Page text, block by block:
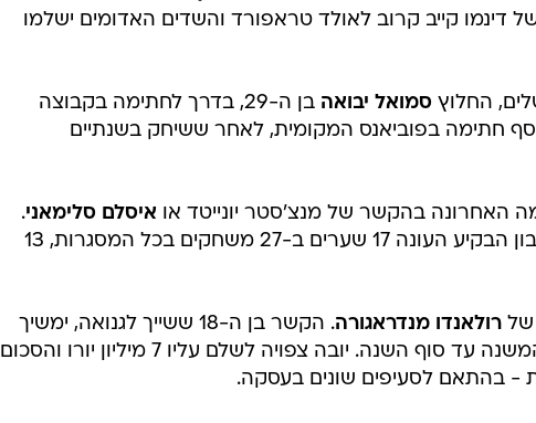
דינמו קייב קרוב לאולד טראפורד והשדים האדומים ישלמו
החלוץ סמואל יבואה
בן ה-29, בדרך לחתימה בקבוצה
חתימה בפוביאנס המקומית, לאחר ששיחק בשנתיים
האחרונה בהקשר של מנצ'סטר יונייטד או איסלם סלימאני.
החלוץ האלג'יראי של ספורטינג ליסבון הבקיע העונה 17 שערים ב-27 משחקים בכל המסגרות, 13
של רולאנדו מנדראגורה
. הקשר בן ה-18 ששייך לגנואה, ימשיך
לשחק כמושאל לפסקארה מליגת המשנה עד סוף השנה. יובה צפויה לשלם עליו 7 מיליון יורו והסכום